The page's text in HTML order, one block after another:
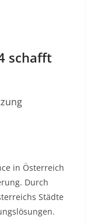
schafft
in Österreich
Durch
Städte